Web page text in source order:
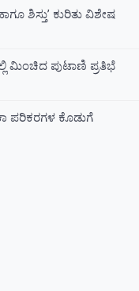
ಶಿಸ್ತು’ ಕುರಿತು ವಿಶೇಷ
ಮಿಂಚಿದ ಪುಟಾಣಿ ಪ್ರತಿಭೆ
ಪರಿಕರಗಳ ಕೊಡುಗೆ